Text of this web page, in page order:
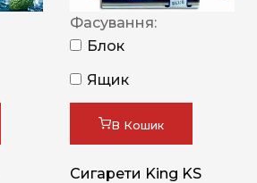
Фасування:
Блок
Ящик
В Кошик
Сигарети King KS